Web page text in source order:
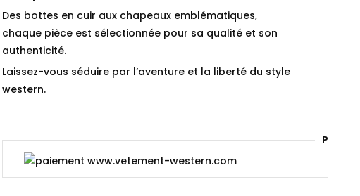
Des bottes en cuir aux chapeaux emblématiques,
chaque pièce est sélectionnée pour sa qualité et son
authenticité.
Laissez-vous séduire par l’aventure et la liberté du style
western.